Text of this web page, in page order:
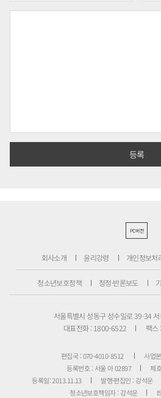
PC버전
회사소개 윤리강령 개인정보처
청소년보호정책 정정·반론보도
서울특별시 성동구 성수일로 39-34
대표전화 : 1800-6522
팩스
편집국 : 070-4010-8512
사업
등록번호 : 서울 아 02897
제
등록일: 2013.11.13
발행·편집인 : 강석운
청소년보호책임자 : 강석운